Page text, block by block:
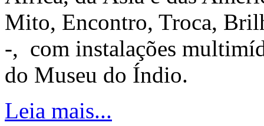
Mito, Encontro, Troca,
-, com instalações
do Museu do Índio.
Leia mais...